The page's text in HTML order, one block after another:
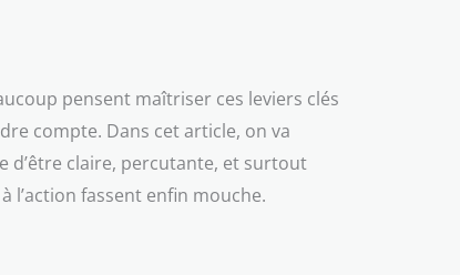
pensent maîtriser ces leviers clés
compte. Dans cet article, on va
claire, percutante, et surtout
l’action fassent enfin mouche.